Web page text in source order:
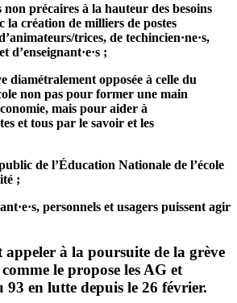
non précaires à la hauteur des besoins
la création de milliers de postes
trices, de techincien·ne·s,
d’enseignant·e·s ;
diamétralement opposée à celle du
non pas pour former une main
mais pour aider à
et tous par le savoir et les
de l’Éducation Nationale de l’école
;
personnels et usagers puissent agir
à la poursuite de la grève
le propose les AG et
93 en lutte depuis le 26 février.